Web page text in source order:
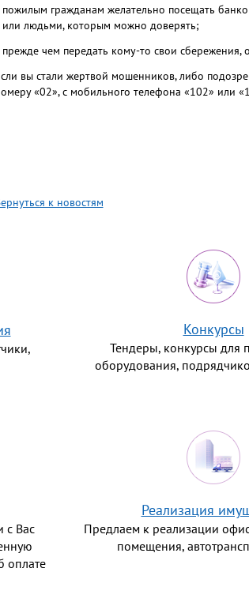
пожилым гражданам желательно посещать
или людьми, которым можно доверять;
прежде чем передать кому-то свои сбережения,
вы стали жертвой мошенников, либо
«02», с мобильного телефона «102» или
к новостям
Конкурсы
Тендеры, конкурсы для
оборудования,
с Вас
оплате
Реализация
Предлаем к реализации
помещения,